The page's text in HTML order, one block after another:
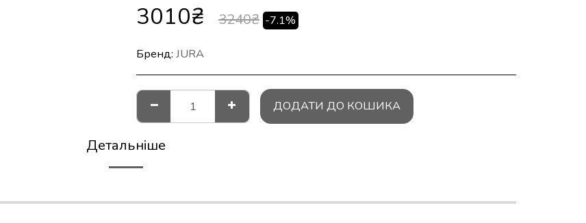
3010₴ 3240₴ -7.1%
Бренд: JURA
ДОДАТИ ДО КОШИКА
Детальніше